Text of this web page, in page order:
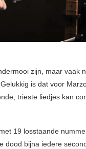
zijn, maar vaak
is dat voor
trieste liedjes kan
19 losstaande
dood bijna iedere